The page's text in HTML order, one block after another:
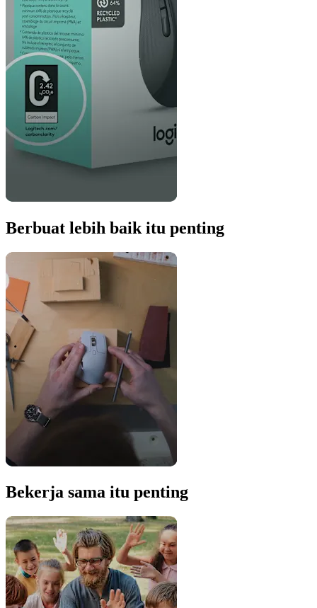
Berbuat lebih baik itu penting
Bekerja sama itu penting